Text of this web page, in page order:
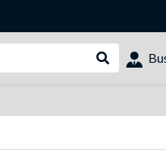
Webshop